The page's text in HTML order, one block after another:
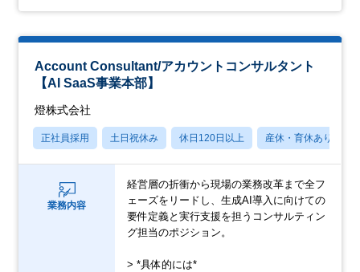
Account Consultant/アカウントコンサルタント
【AI SaaS事業本部】
燈株式会社
正社員採用 土日祝休み 休日120日以上 産休・育休あり
業務内容
経営層の折衝から現場の業務改革まで全フ
ェーズをリードし、生成AI導入に向けての
要件定義と実行支援を担うコンサルティン
グ担当のポジション。
> *具体的には*